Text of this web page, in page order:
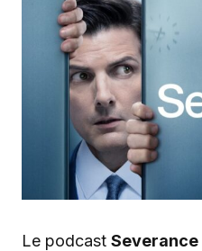
Le podcast Severance